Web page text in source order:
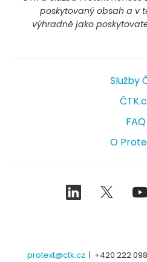
poskytovaný obsah a v
výhradně jako
Služby
FAQ
O
LinkedIn Twitter
protext@ctk.cz | +420 222 098